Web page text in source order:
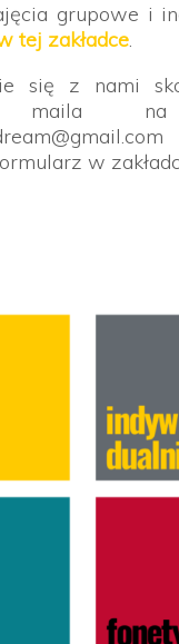
grupowe i
tej zakładce.
się z nami
maila
w